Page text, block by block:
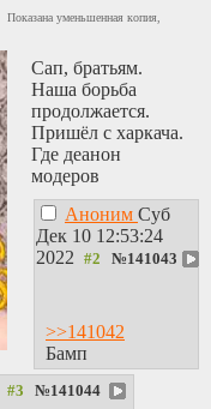
Показана уменьшенная копия,
Сап, братьям.
Наша борьба
продолжается.
Пришёл с харкача.
Где деанон
модеров
Аноним Суб
Дек 10 12:53:24
2022
№141043
>>141042
Бамп
№141044